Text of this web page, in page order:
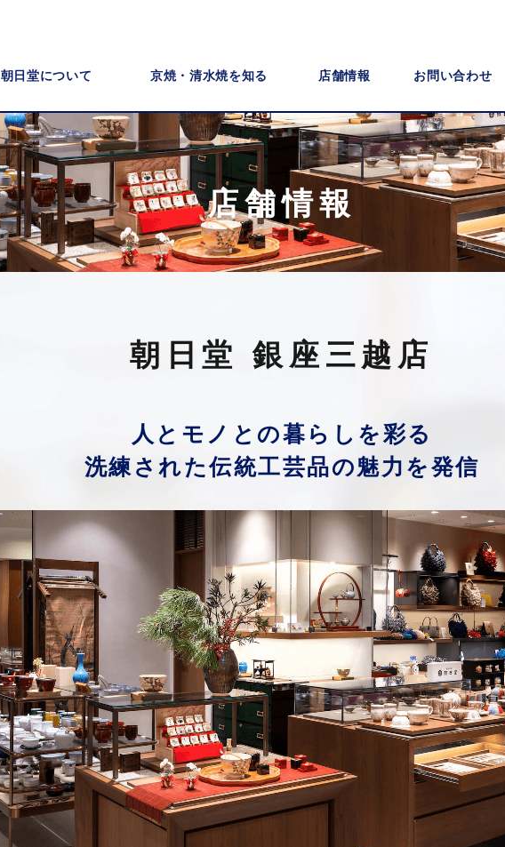
朝日堂について 京焼・清水焼を知る 店舗情報 お問い合わせ
店舗情報
朝日堂 銀座三越店
人とモノとの暮らしを彩る
洗練された伝統工芸品の魅力を発信